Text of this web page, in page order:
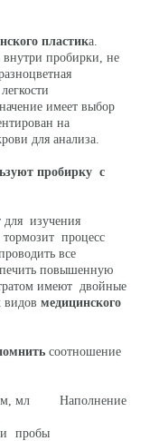
пластика.
внутри пробирки, не
имеет выбор
на
для анализа.
пробирку с
изучения
тормозит процесс
все
повышенную
имеют двойные
видов медицинского
соотношение
мл Наполнение
пробы